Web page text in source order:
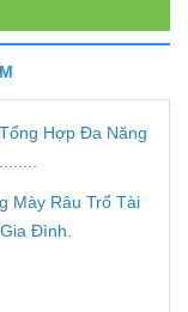
Hợp Đa Năng
Mày Râu Trổ Tài
Đình.